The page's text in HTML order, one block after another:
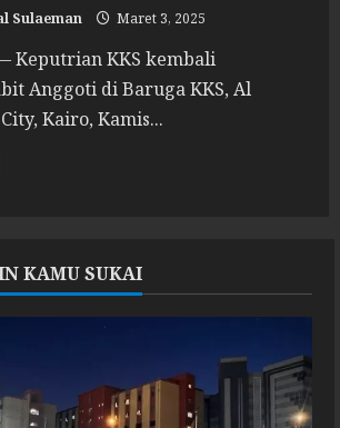
Sulaeman Maret 3, 2025
Keputrian KKS kembali
Anggoti di Baruga KKS, Al
Kairo, Kamis...
KAMU SUKAI